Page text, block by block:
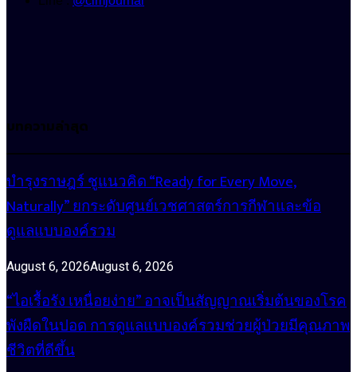
บทความล่าสุด
บำรุงราษฎร์ ชูแนวคิด “Ready for Every Move,
Naturally” ยกระดับศูนย์เวชศาสตร์การกีฬาและข้อ
ดูแลแบบองค์รวม
August 6, 2026August 6, 2026
“ไอเรื้อรัง เหนื่อยง่าย” อาจเป็นสัญญาณเริ่มต้นของโรค
พังผืดในปอด การดูแลแบบองค์รวมช่วยผู้ป่วยมีคุณภาพ
ชีวิตที่ดีขึ้น